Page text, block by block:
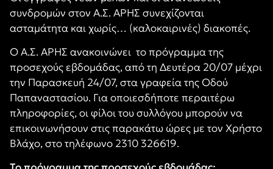
συνδρομών στον Α.Σ. ΑΡΗΣ συνεχίζονται
ασταμάτητα και χωρίς… (καλοκαιρινές) διακοπές.
Ο Α.Σ. ΑΡΗΣ ανακοινώνει το πρόγραμμα της
προσεχούς εβδομάδας, από τη Δευτέρα 20/07 μέχρι
την Παρασκευή 24/07, στα γραφεία της Οδού
Παπαναστασίου. Για οποιεσδήποτε περαιτέρω
πληροφορίες, οι φίλοι του συλλόγου μπορούν να
επικοινωνήσουν στις παρακάτω ώρες με τον Χρήστο
Βλάχο, στο τηλέφωνο 2310 326619.